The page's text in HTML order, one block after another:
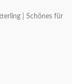
| Schönes für